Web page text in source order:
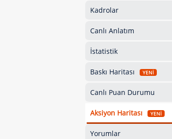
Kadrolar
Canlı Anlatım
İstatistik
Baskı Haritası YENİ
Canlı Puan Durumu
Aksiyon Haritası YENİ
Yorumlar